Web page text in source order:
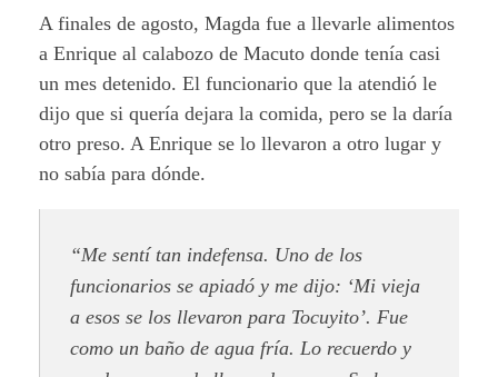
A finales de agosto, Magda fue a llevarle alimentos
a Enrique al calabozo de Macuto donde tenía casi
un mes detenido. El funcionario que la atendió le
dijo que si quería dejara la comida, pero se la daría
otro preso. A Enrique se lo llevaron a otro lugar y
no sabía para dónde.
“Me sentí tan indefensa. Uno de los
funcionarios se apiadó y me dijo: ‘Mi vieja
a esos se los llevaron para Tocuyito’. Fue
como un baño de agua fría. Lo recuerdo y